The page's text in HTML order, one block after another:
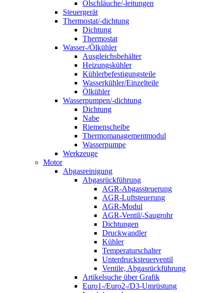
Ölschläuche/-leitungen
Steuergerät
Thermostat/-dichtung
Dichtung
Thermostat
Wasser-/Ölkühler
Ausgleichsbehälter
Heizungskühler
Kühlerbefestigungsteile
Wasserkühler/Einzelteile
Ölkühler
Wasserpumpen/-dichtung
Dichtung
Nabe
Riemenscheibe
Thermomanagementmodul
Wasserpumpe
Werkzeuge
Motor
Abgasreinigung
Abgasrückführung
AGR-Abgassteuerung
AGR-Luftsteuerung
AGR-Modul
AGR-Ventil/-Saugrohr
Dichtungen
Druckwandler
Kühler
Temperaturschalter
Unterdrucksteuerventil
Ventile, Abgasrückführung
Artikelsuche über Grafik
Euro1-/Euro2-/D3-Umrüstung